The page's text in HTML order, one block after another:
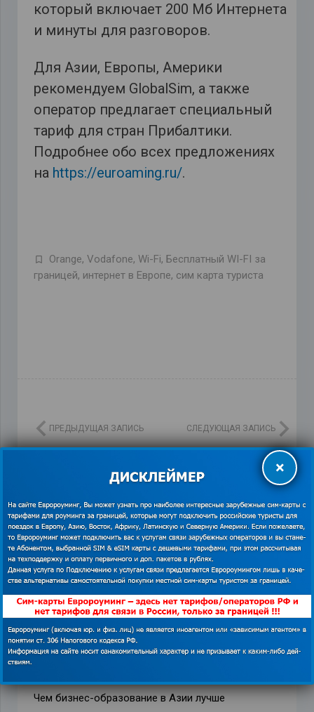
который включает 200 Мб Интернета
и минуты для разговоров.
Для Азии, Европы, Америки
рекомендуем GlobalSim, а также
оператор предлагает специальный
тариф для стран Прибалтики.
Подробнее обо всех предложениях
на https://euroaming.ru/.
Orange, Vodafone, Wi-Fi, Бесплатный WI-FI за
границей, интернет в Европе, сим карта туриста
ПРЕДЫДУЩАЯ ЗАПИСЬ СЛЕДУЮЩАЯ ЗАПИСЬ
Похожие записи
Как исследовать Лондон всего за 1 фунт: новая
автобусная экскурсия для туристов
30.04.2018
Чем бизнес-образование в Азии лучше
×